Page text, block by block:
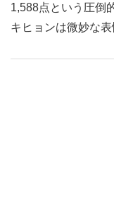
1,588点という圧倒
キヒョンは微妙な表